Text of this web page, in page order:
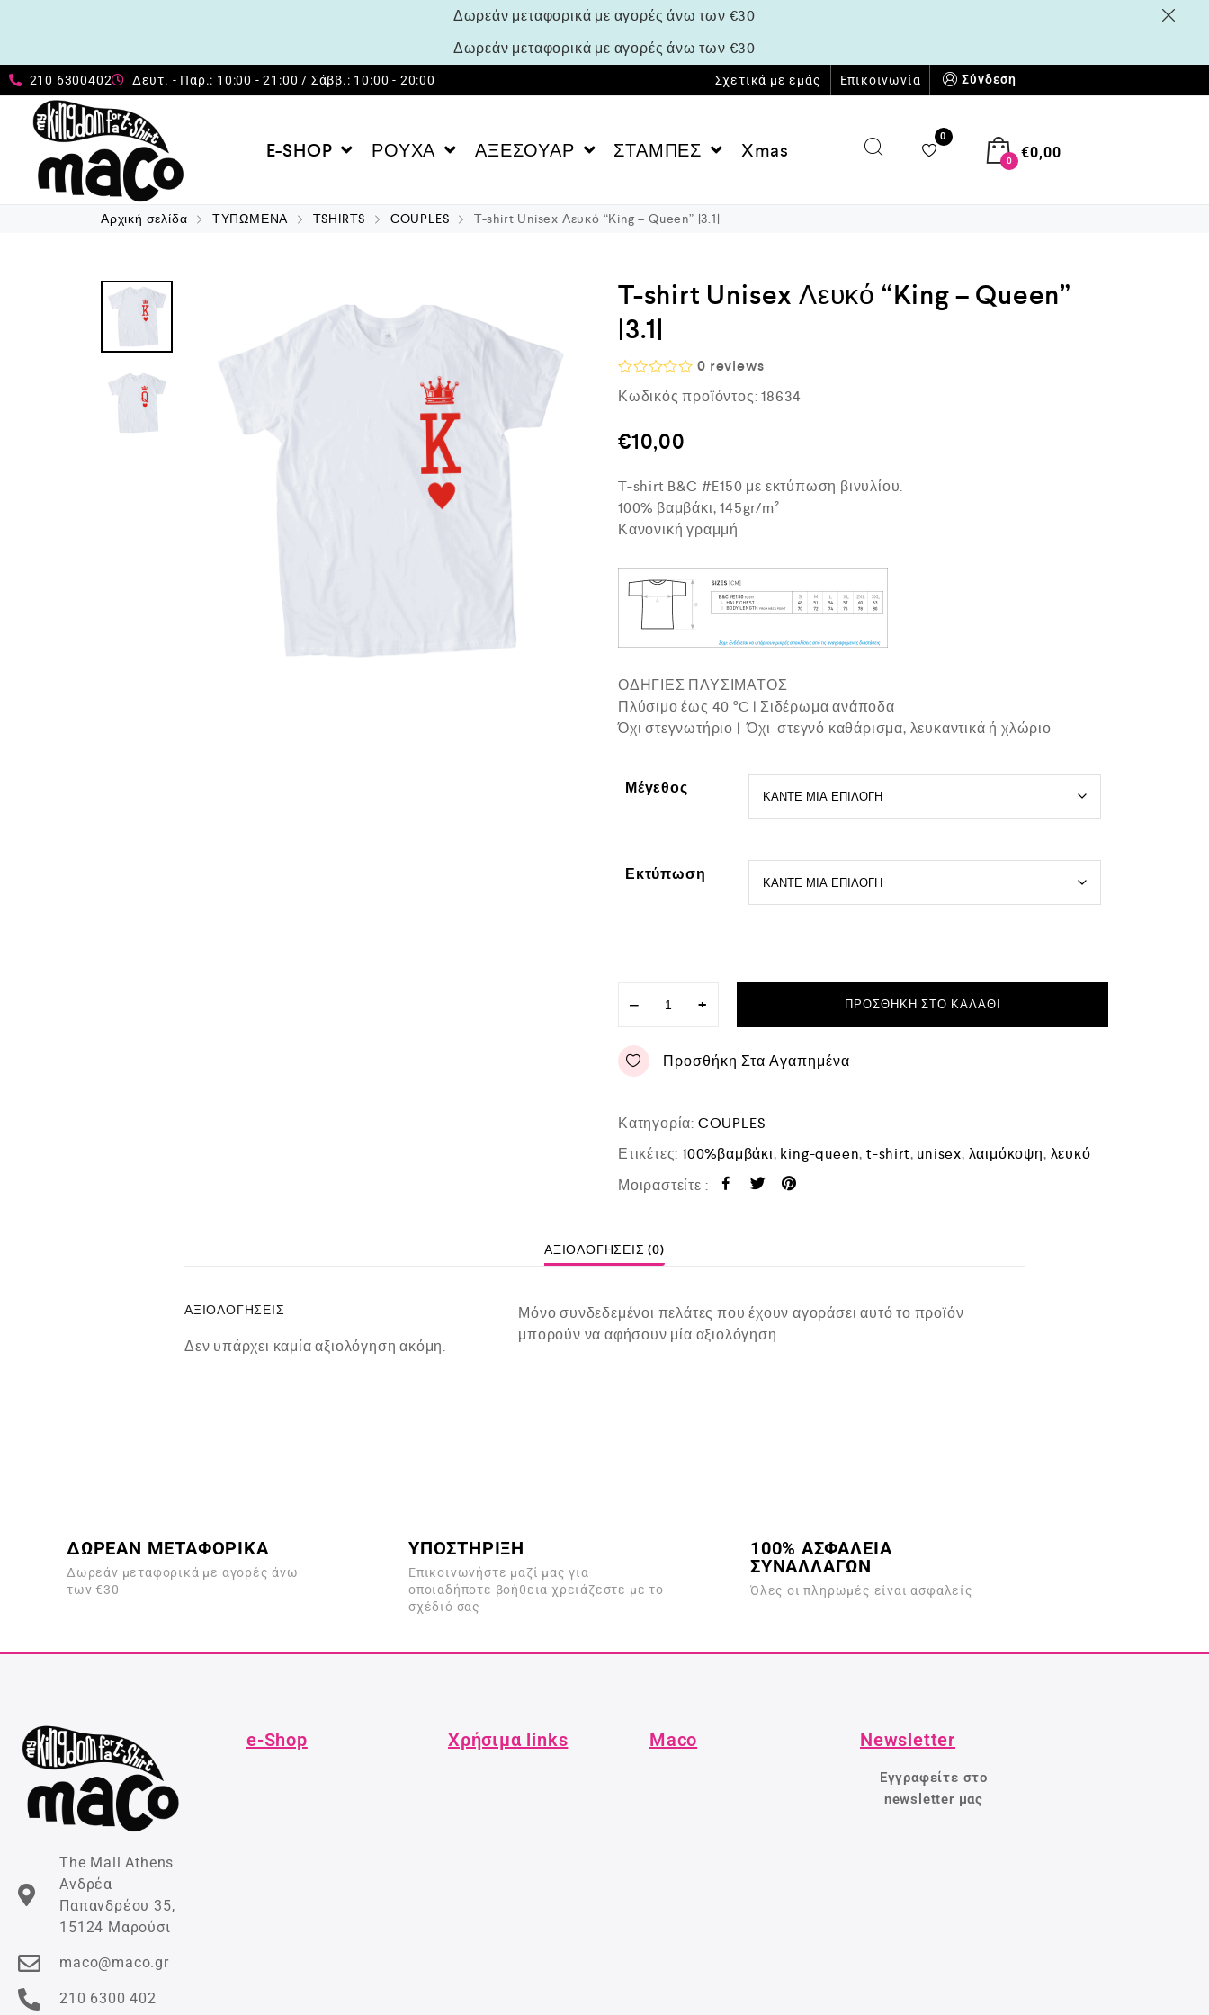
Δωρεάν μεταφορικά με αγορές άνω των €30
Δωρεάν μεταφορικά με αγορές άνω των €30
210 6300402 Δευτ. - Παρ.: 10:00 - 21:00 / Σάββ.: 10:00 - 20:00 Σχετικά με εμάς Επικοινωνία Σύνδεση
E-SHOP ΡΟΥΧΑ ΑΞΕΣΟΥΑΡ ΣΤΑΜΠΕΣ Xmas
0
0 €0,00
Αρχική σελίδα ΤΥΠΩΜΕΝΑ TSHIRTS COUPLES T-shirt Unisex Λευκό “King – Queen” |3.1|
T-shirt Unisex Λευκό “King – Queen”
|3.1|
Β
α
μ
ο
γ
ή
θ
η
0 reviews
Κωδικός προϊόντος: 18634
€10,00
T-shirt B&C #E150 με εκτύπωση βινυλίου.
100% βαμβάκι, 145gr/m²
Κανονική γραμμή
ΟΔΗΓΙΕΣ ΠΛΥΣΙΜΑΤΟΣ
Πλύσιμο έως 40 °C | Σιδέρωμα ανάποδα
Όχι στεγνωτήριο | Όχι στεγνό καθάρισμα, λευκαντικά ή χλώριο
Μέγεθος
Εκτύπωση
− + ΠΡΟΣΘΉΚΗ ΣΤΟ ΚΑΛΆΘΙ
Προσθήκη Στα Αγαπημένα
Κατηγορία: COUPLES
Ετικέτες: 100%βαμβάκι, king-queen,t-shirt, unisex, λαιμόκοψη, λευκό
Μοιραστείτε :
ΑΞΙΟΛΟΓΉΣΕΙΣ (0)
ΑΞΙΟΛΟΓΉΣΕΙΣ
Δεν υπάρχει καμία αξιολόγηση ακόμη.
Μόνο συνδεδεμένοι πελάτες που έχουν αγοράσει αυτό το προϊόν
μπορούν να αφήσουν μία αξιολόγηση.
ΔΩΡΕΑΝ ΜΕΤΑΦΟΡΙΚΑ
Δωρεάν μεταφορικά με αγορές άνω
των €30
ΥΠΟΣΤΗΡΙΞΗ
Επικοινωνήστε μαζί μας για
οποιαδήποτε βοήθεια χρειάζεστε με το
σχέδιό σας
100% ΑΣΦΑΛΕΙΑ
ΣΥΝΑΛΛΑΓΩΝ
Όλες οι πληρωμές είναι ασφαλείς
The Mall Athens
Ανδρέα
Παπανδρέου 35,
15124 Μαρούσι
maco@maco.gr
210 6300 402
e-Shop Χρήσιμα links Maco Newsletter
Εγγραφείτε στο
newsletter μας